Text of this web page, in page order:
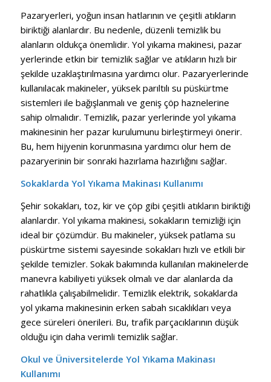
Pazaryerleri, yoğun insan hatlarının ve çeşitli atıkların
biriktiği alanlardır. Bu nedenle, düzenli temizlik bu
alanların oldukça önemlidir. Yol yıkama makinesi, pazar
yerlerinde etkin bir temizlik sağlar ve atıkların hızlı bir
şekilde uzaklaştırılmasına yardımcı olur. Pazaryerlerinde
kullanılacak makineler, yüksek parıltılı su püskürtme
sistemleri ile bağışlanmalı ve geniş çöp haznelerine
sahip olmalıdır. Temizlik, pazar yerlerinde yol yıkama
makinesinin her pazar kurulumunu birleştirmeyi önerir.
Bu, hem hijyenin korunmasına yardımcı olur hem de
pazaryerinin bir sonraki hazırlama hazırlığını sağlar.
Sokaklarda Yol Yıkama Makinası Kullanımı
Şehir sokakları, toz, kir ve çöp gibi çeşitli atıkların biriktiği
alanlardır. Yol yıkama makinesi, sokakların temizliği için
ideal bir çözümdür. Bu makineler, yüksek patlama su
püskürtme sistemi sayesinde sokakları hızlı ve etkili bir
şekilde temizler. Sokak bakımında kullanılan makinelerde
manevra kabiliyeti yüksek olmalı ve dar alanlarda da
rahatlıkla çalışabilmelidir. Temizlik elektrik, sokaklarda
yol yıkama makinesinin erken sabah sıcaklıkları veya
gece süreleri önerileri. Bu, trafik parçacıklarının düşük
olduğu için daha verimli temizlik sağlar.
Okul ve Üniversitelerde Yol Yıkama Makinası
Kullanımı